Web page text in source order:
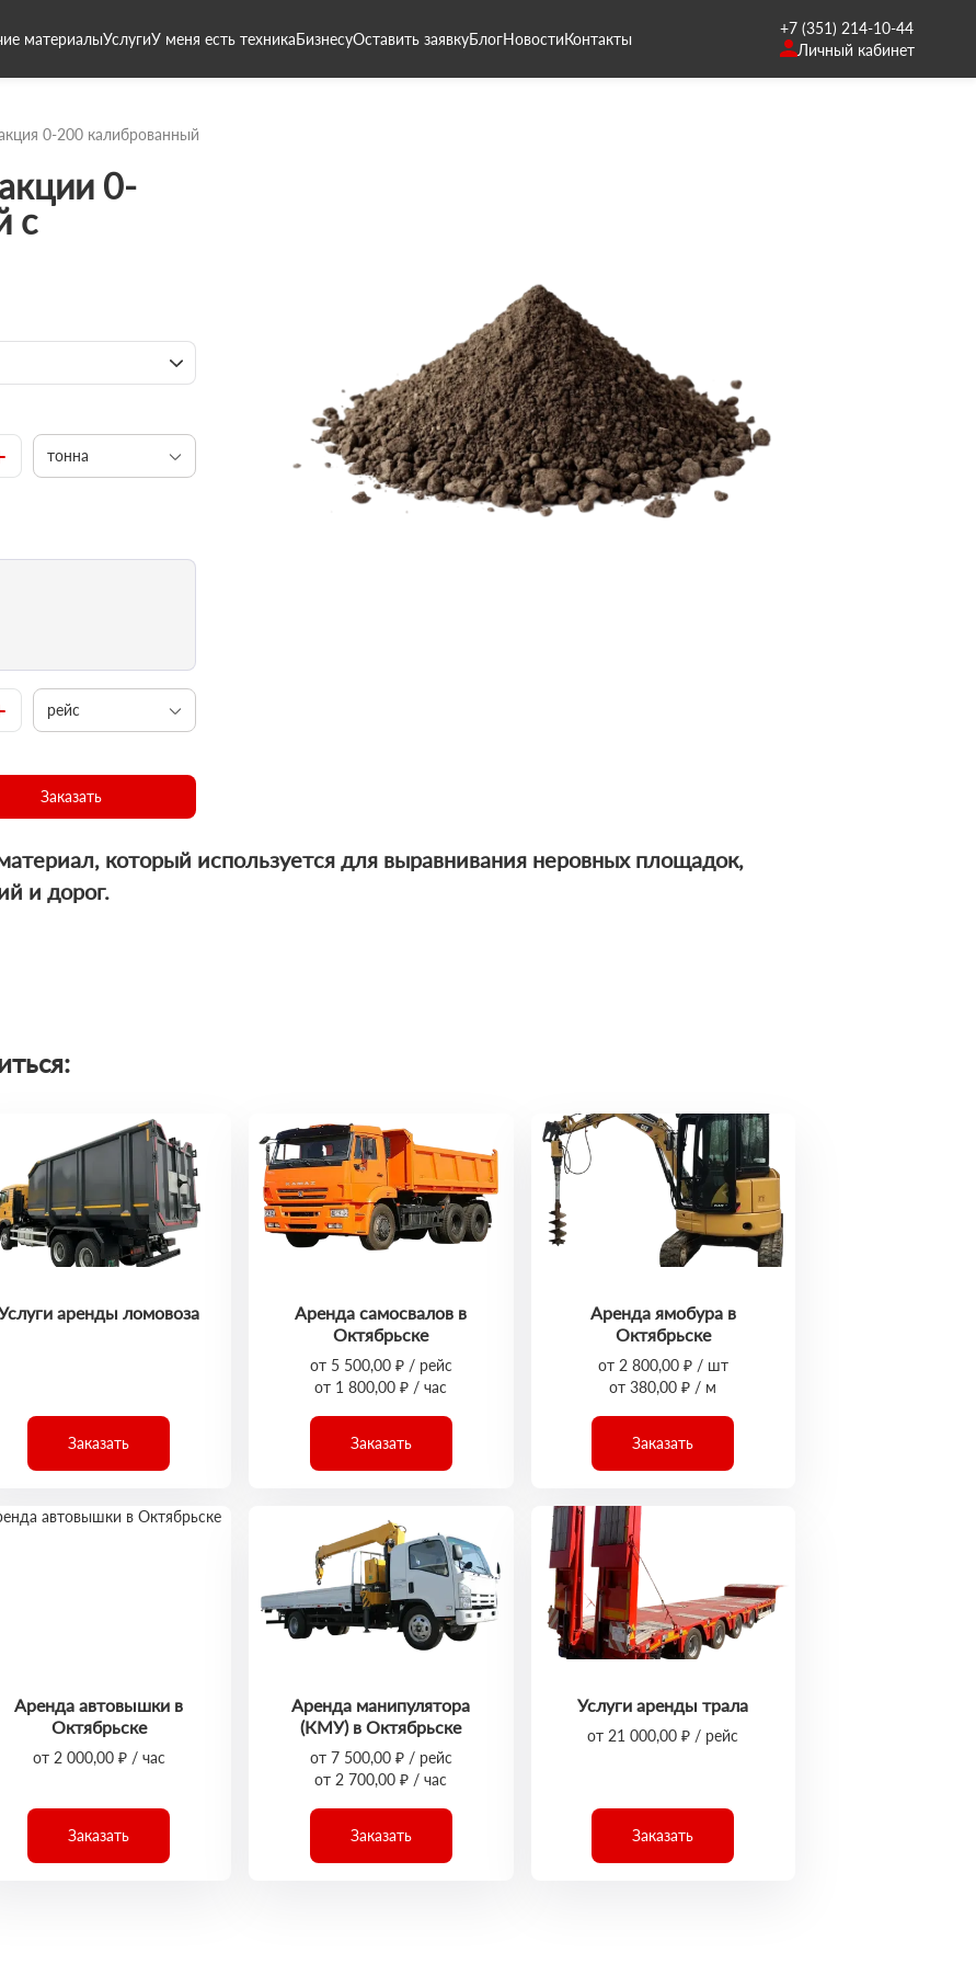
материалыУслугиУ меня есть техникаБизнесуОставить заявкуБлогНовостиКонтакты
+7 (351) 214-10-44
Личный кабинет
0-200 калиброванный
0-
с
тонна
рейс
Заказать
который используется для выравнивания неровных площадок,
и дорог.
аренды ломовоза
Заказать
Аренда самосвалов в
Октябрьске
от 5 500,00 ₽ / рейс
от 1 800,00 ₽ / час
Заказать
Аренда ямобура в
Октябрьске
от 2 800,00 ₽ / шт
от 380,00 ₽ / м
Заказать
Аренда автовышки в
Октябрьске
от 2 000,00 ₽ / час
Заказать
Аренда манипулятора
(КМУ) в Октябрьске
от 7 500,00 ₽ / рейс
от 2 700,00 ₽ / час
Заказать
Услуги аренды трала
от 21 000,00 ₽ / рейс
Заказать